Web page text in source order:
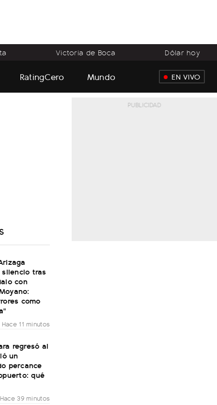
Victoria de Boca Dólar hoy
RatingCero Mundo EN VIVO
tras
con
como
Hace 11 minutos
regresó al
un
percance
qué
Hace 39 minutos